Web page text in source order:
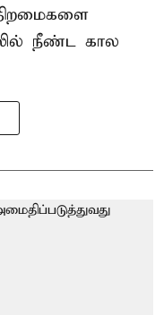
நீண்ட கால